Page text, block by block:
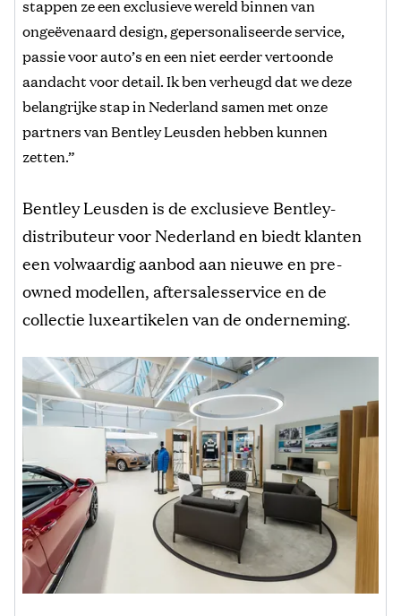
stappen ze een exclusieve wereld binnen van
ongeëvenaard design, gepersonaliseerde service,
passie voor auto’s en een niet eerder vertoonde
aandacht voor detail. Ik ben verheugd dat we deze
belangrijke stap in Nederland samen met onze
partners van Bentley Leusden hebben kunnen
zetten.”
Bentley Leusden is de exclusieve Bentley-
distributeur voor Nederland en biedt klanten
een volwaardig aanbod aan nieuwe en pre-
owned modellen, aftersalesservice en de
collectie luxeartikelen van de onderneming.